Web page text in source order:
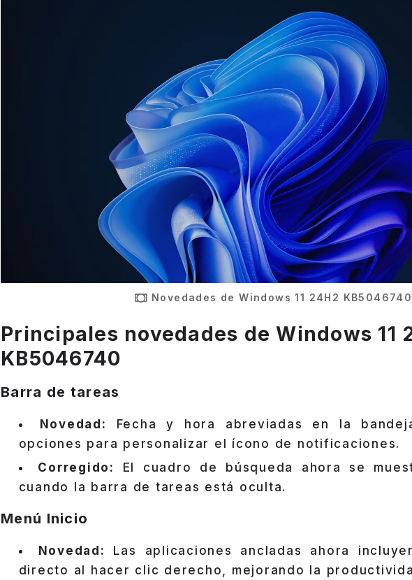
Novedades de Windows 11 24H2 KB5046740
Principales novedades de Windows 11
KB5046740
Barra de tareas
Novedad:
Fecha y hora abreviadas en la
opciones para personalizar el ícono de notificaciones.
Corregido:
El cuadro de búsqueda ahora se
cuando la barra de tareas está oculta.
Menú Inicio
Novedad:
Las aplicaciones ancladas ahora
directo al hacer clic derecho, mejorando la